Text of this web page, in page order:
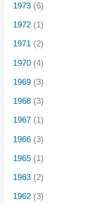
1973 (6)
1972 (1)
1971 (2)
1970 (4)
1969 (3)
1968 (3)
1967 (1)
1966 (3)
1965 (1)
1963 (2)
1962 (3)